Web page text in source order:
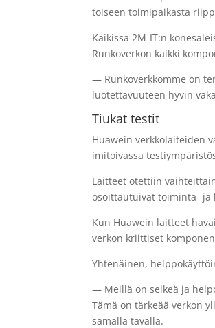
toiseen toimipaikasta
Kaikissa 2M-IT:n
Runkoverkon kaikki
— Runkoverkkomme on
luotettavuuteen hyvin
Tiukat testit
Huawein verkkolaiteiden
imitoivassa
Laitteet otettiin
osoittautuivat toiminta- ja
Kun Huawein laitteet
verkon kriittiset
Yhtenäinen,
— Meillä on selkeä ja
Tämä on tärkeää verkon
samalla tavalla.